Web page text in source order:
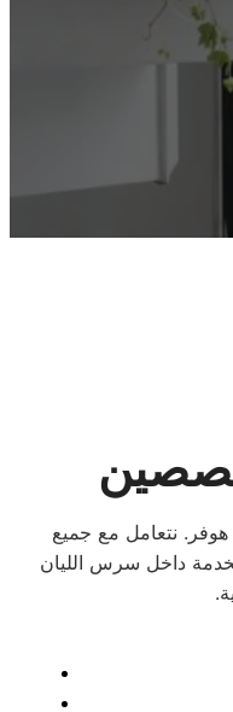
نتعامل مع جميع
داخل سرس الليان